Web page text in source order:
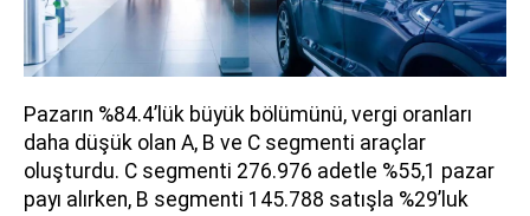
Pazarın %84.4’lük büyük bölümünü, vergi oranları
daha düşük olan A, B ve C segmenti araçlar
oluşturdu. C segmenti 276.976 adetle %55,1 pazar
payı alırken, B segmenti 145.788 satışla %29’luk